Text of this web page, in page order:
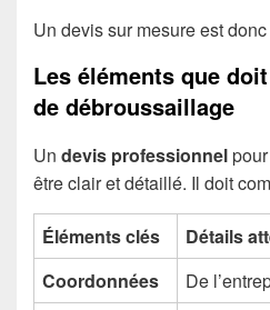
Un devis sur mesure est
Les éléments que
de débroussaillage
Un devis professionnel
être clair et détaillé. Il doit
Éléments clés
Détails
Coordonnées
De